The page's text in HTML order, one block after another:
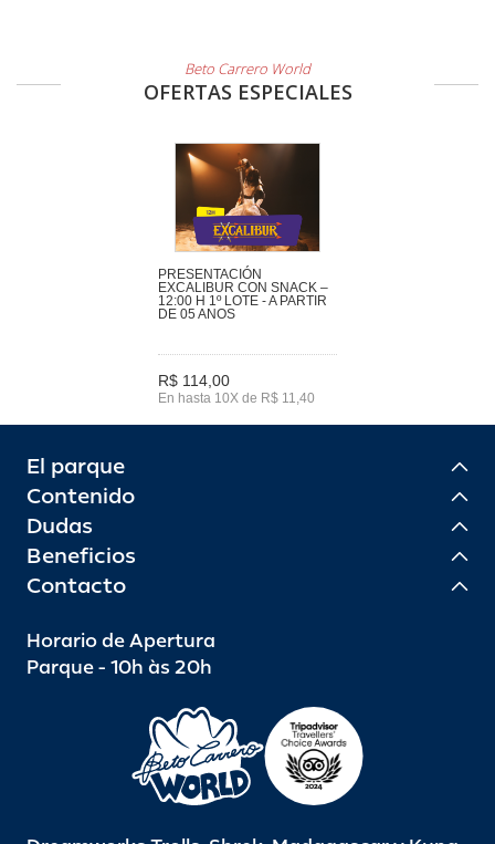
Beto Carrero World
OFERTAS ESPECIALES
PRESENTACIÓN
EXCALIBUR CON SNACK –
12:00 H 1º LOTE - A PARTIR
DE 05 ANOS
R$ 114,00
En hasta 10X de R$ 11,40
El parque
Contenido
Dudas
Beneficios
Contacto
Horario de Apertura
Parque - 10h às 20h